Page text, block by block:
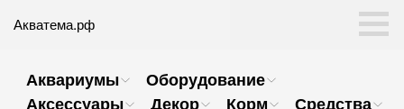
Акватема.рф
Аквариумы
Оборудование
Аксессуары
Декор Корм
Средства